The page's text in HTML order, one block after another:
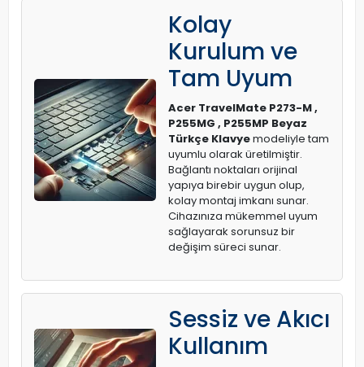
Kolay
Kurulum ve
Tam Uyum
Acer TravelMate P273-M ,
P255MG , P255MP Beyaz
Türkçe Klavyemodeliyle tam
uyumlu olarak üretilmiştir.
Bağlantı noktaları orijinal
yapıya birebir uygun olup,
kolay montaj imkanı sunar.
Cihazınıza mükemmel uyum
sağlayarak sorunsuz bir
değişim süreci sunar.
Sessiz ve Akıcı
Kullanım